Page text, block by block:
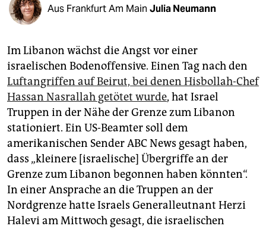
shop
unterstützen
abo
genossenschaft
epaper login
Aus Frankfurt Am Main Julia Neumann
Im Libanon wächst die Angst vor einer
israelischen Bodenoffensive. Einen Tag nach den
Luftangriffen auf Beirut, bei denen Hisbollah-Chef
Hassan Nasrallah getötet wurde, hat Israel
Truppen in der Nähe der Grenze zum Libanon
stationiert. Ein US-Beamter soll dem
amerikanischen Sender ABC News gesagt haben,
dass „kleinere [israelische] Übergriffe an der
Grenze zum Libanon begonnen haben könnten“.
In einer Ansprache an die Truppen an der
Nordgrenze hatte Israels Generalleutnant Herzi
Halevi am Mittwoch gesagt, die israelischen